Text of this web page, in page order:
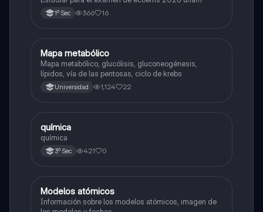
1º Sec 366 16
Biología
Mapa metabólico
Mapa metabólico, glucólisis, gluconeogénesis,
lípidos, vía de las pentosas, ciclo de krebs
Universidad 1,124 22
Química
química
química
3º Sec 421 0
Química
Modelos atómicos
Información sobre los modelos atómicos, imagen de